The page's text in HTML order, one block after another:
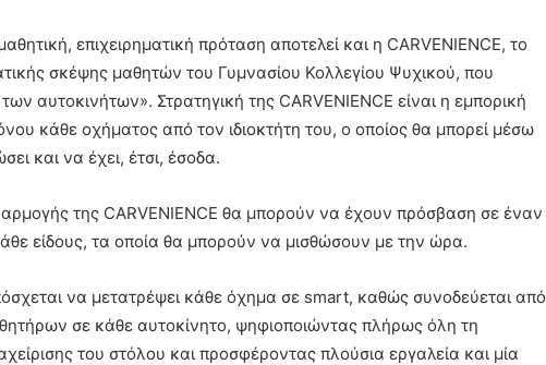
επιχειρηματική πρόταση αποτελεί και η CARVENIENCE, το
σκέψης μαθητών του Γυμνασίου Κολλεγίου Ψυχικού, που
αυτοκινήτων». Στρατηγική της CARVENIENCE είναι η εμπορική
κάθε οχήματος από τον ιδιοκτήτη του, ο οποίος θα μπορεί μέσω
και να έχει, έτσι, έσοδα.
της CARVENIENCE θα μπορούν να έχουν πρόσβαση σε έναν
είδους, τα οποία θα μπορούν να μισθώσουν με την ώρα.
να μετατρέψει κάθε όχημα σε smart, καθώς συνοδεύεται από
σε κάθε αυτοκίνητο, ψηφιοποιώντας πλήρως όλη τη
του στόλου και προσφέροντας πλούσια εργαλεία και μία